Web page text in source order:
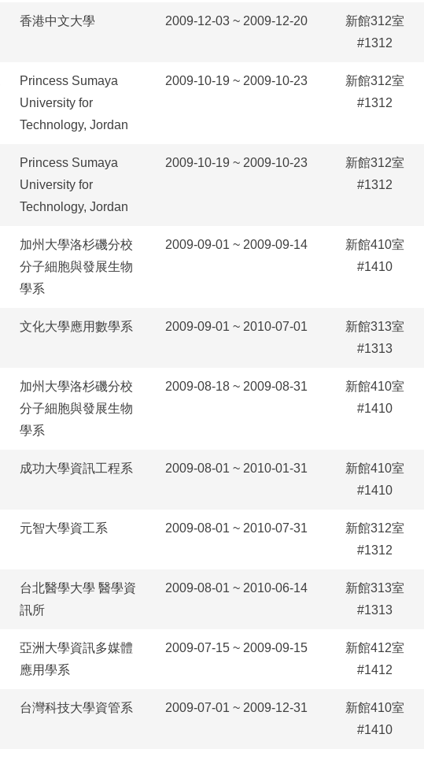
香港中文大學 2009-12-03 ~ 2009-12-20
新館312室
#1312
Princess Sumaya
University for
Technology, Jordan
2009-10-19 ~ 2009-10-23
新館312室
#1312
Princess Sumaya
University for
Technology, Jordan
2009-10-19 ~ 2009-10-23
新館312室
#1312
加州大學洛杉磯分校
分子細胞與發展生物
學系
2009-09-01 ~ 2009-09-14
新館410室
#1410
文化大學應用數學系 2009-09-01 ~ 2010-07-01
新館313室
#1313
加州大學洛杉磯分校
分子細胞與發展生物
學系
2009-08-18 ~ 2009-08-31
新館410室
#1410
成功大學資訊工程系 2009-08-01 ~ 2010-01-31
新館410室
#1410
元智大學資工系 2009-08-01 ~ 2010-07-31
新館312室
#1312
台北醫學大學 醫學資
訊所
2009-08-01 ~ 2010-06-14
新館313室
#1313
亞洲大學資訊多媒體
應用學系
2009-07-15 ~ 2009-09-15
新館412室
#1412
台灣科技大學資管系 2009-07-01 ~ 2009-12-31
新館410室
#1410